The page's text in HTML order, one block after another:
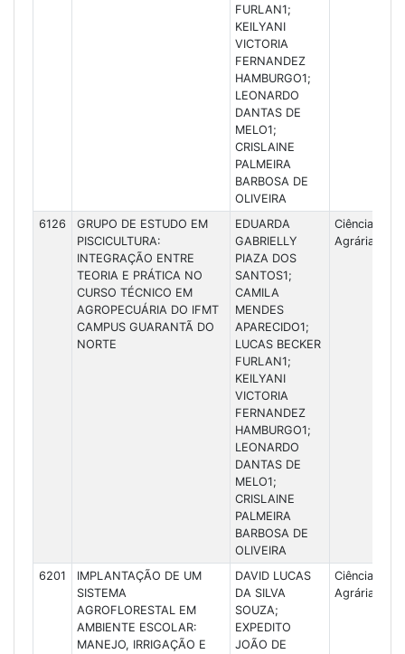
FURLAN1;
KEILYANI
VICTORIA
FERNANDEZ
HAMBURGO1;
LEONARDO
DANTAS DE
MELO1;
CRISLAINE
PALMEIRA
BARBOSA DE
OLIVEIRA
6126
GRUPO DE ESTUDO EM
PISCICULTURA:
INTEGRAÇÃO ENTRE
TEORIA E PRÁTICA NO
CURSO TÉCNICO EM
AGROPECUÁRIA DO IFMT
CAMPUS GUARANTÃ DO
NORTE
EDUARDA
GABRIELLY
PIAZA DOS
SANTOS1;
CAMILA
MENDES
APARECIDO1;
LUCAS BECKER
FURLAN1;
KEILYANI
VICTORIA
FERNANDEZ
HAMBURGO1;
LEONARDO
DANTAS DE
MELO1;
CRISLAINE
PALMEIRA
BARBOSA DE
OLIVEIRA
Ciências
Agrárias
6201
IMPLANTAÇÃO DE UM
SISTEMA
AGROFLORESTAL EM
AMBIENTE ESCOLAR:
MANEJO, IRRIGAÇÃO E
DAVID LUCAS
DA SILVA
SOUZA;
EXPEDITO
JOÃO DE
Ciências
Agrárias